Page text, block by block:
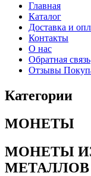
Главная
Каталог
Доставка и
Контакты
О нас
Обратная связь
Отзывы
Категории
МОНЕТЫ
МОНЕТЫ
МЕТАЛЛОВ